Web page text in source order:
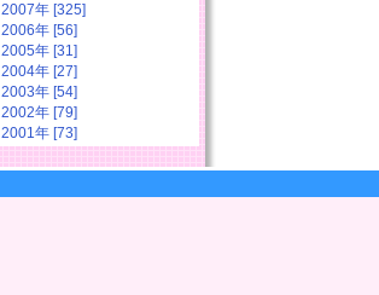
2007年 [325]
2006年 [56]
2005年 [31]
2004年 [27]
2003年 [54]
2002年 [79]
2001年 [73]